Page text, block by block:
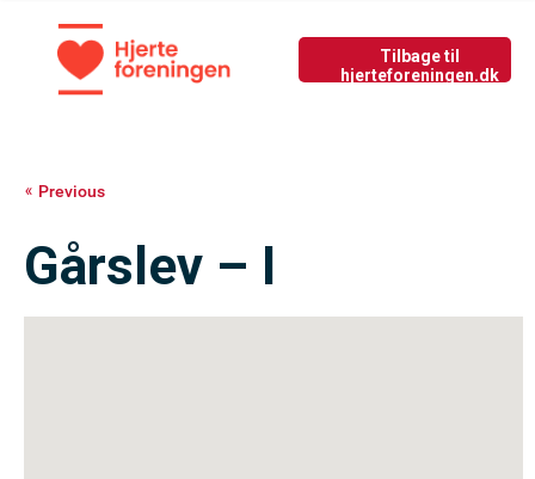
Tilbage til nyside
Previous
Gårslev – I